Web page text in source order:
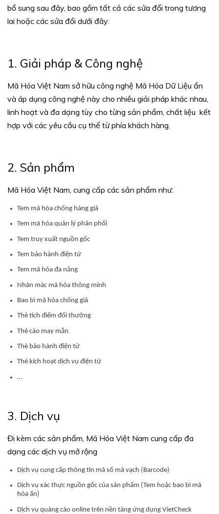
bổ sung sau đây, bao gồm tất cả các sửa đổi trong tương
lai hoặc các sửa đổi dưới đây:
1. Giải pháp & Công nghệ
Mã Hóa Việt Nam sở hữu công nghệ Mã Hóa Dữ Liệu ẩn
và áp dụng công nghệ này cho nhiều giải pháp khác nhau,
linh hoạt và đa dạng tùy cho từng sản phẩm, chất liệu kết
hợp với các yêu cầu cụ thể từ phía khách hàng.
2. Sản phẩm
Mã Hóa Việt Nam, cung cấp các sản phẩm như:
Tem mã hóa chống hàng giả
Tem mã hóa quản lý phân phối
Tem truy xuất nguồn gốc
Tem bảo hành điện tử
Tem mã hóa đa năng
Nhãn mác mã hóa thông minh
Bao bì mã hóa chống giả
Thẻ tích điểm đổi thưởng
Thẻ cào may mắn
Thẻ bảo hành điện tử
Thẻ kích hoạt dịch vụ điện tử
…
3. Dịch vụ
Đi kèm các sản phẩm, Mã Hóa Việt Nam cung cấp đa
dạng các dịch vụ mở rộng
Dịch vụ cung cấp thông tin mã số mã vạch (Barcode)
Dịch vụ xác thực nguồn gốc của sản phẩm (Tem hoặc bao bì mã
hóa ẩn)
Dịch vụ quảng cáo online trên nền tảng ứng dụng VietCheck